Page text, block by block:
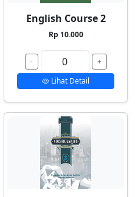
English Course 2
Rp 10.000
-
+
Lihat Detail